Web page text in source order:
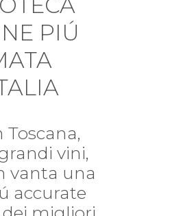
PIÚ
Toscana,
vini,
vanta una
accurate